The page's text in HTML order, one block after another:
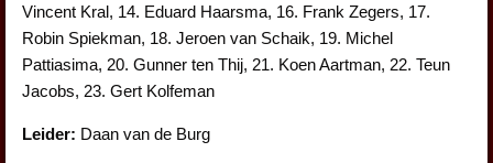
Vincent Kral, 14. Eduard Haarsma, 16. Frank Zegers, 17.
Robin Spiekman, 18. Jeroen van Schaik, 19. Michel
Pattiasima, 20. Gunner ten Thij, 21. Koen Aartman, 22. Teun
Jacobs, 23. Gert Kolfeman
Leider: Daan van de Burg